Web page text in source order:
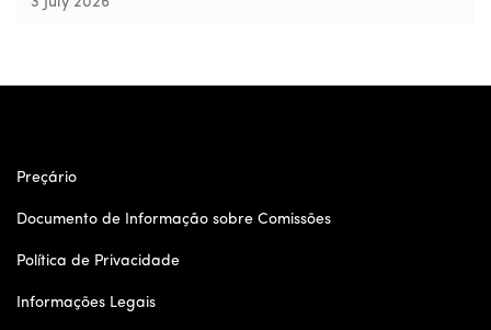
Preçário
Documento de Informação sobre Comissões
Política de Privacidade
Informações Legais